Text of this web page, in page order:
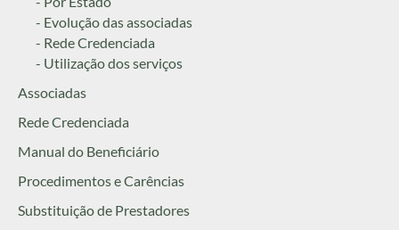
- Evolução das associadas
- Rede Credenciada
- Utilização dos serviços
Associadas
Rede Credenciada
Manual do Beneficiário
Procedimentos e Carências
Substituição de Prestadores